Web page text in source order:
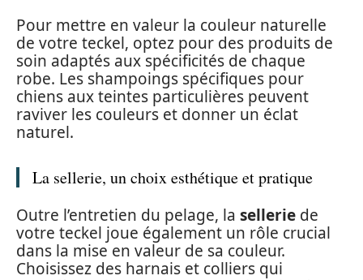
Pour mettre en valeur la couleur naturelle
de votre teckel, optez pour des produits de
soin adaptés aux spécificités de chaque
robe. Les shampoings spécifiques pour
chiens aux teintes particulières peuvent
raviver les couleurs et donner un éclat
naturel.
La sellerie, un choix esthétique et pratique
Outre l’entretien du pelage, la sellerie de
votre teckel joue également un rôle crucial
dans la mise en valeur de sa couleur.
Choisissez des harnais et colliers qui